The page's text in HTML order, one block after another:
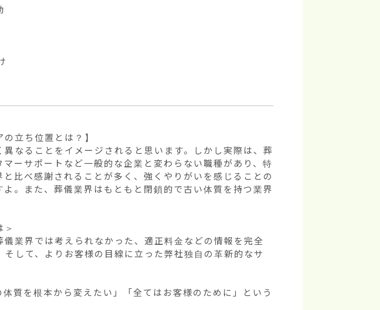
立ち位置とは？】
なることをイメージされると思います。しかし実際は、葬
ーサポートなど一般的な企業と変わらない職種があり、特
比べ感謝されることが多く、強くやりがいを感じることの
。また、葬儀業界はもともと閉鎖的で古い体質を持つ業界
業界では考えられなかった、適正料金などの情報を完全
して、よりお客様の目線に立った弊社独自の革新的なサ
質を根本から変えたい」「全てはお客様のために」という